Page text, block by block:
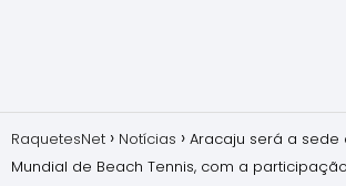
RaquetesNet Notícias
Aracaju será a
Mundial de Beach Tennis, com a